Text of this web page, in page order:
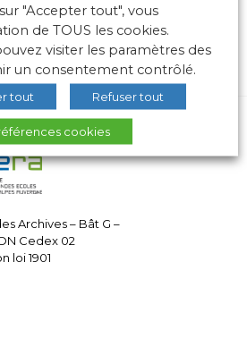
Archives – Bât G –
Cedex 02
loi 1901
"Accepter tout", vous
de TOUS les cookies.
visiter les paramètres des
un consentement contrôlé.
tout Refuser tout
cookies